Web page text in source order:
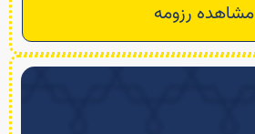
مشاهده رزومه